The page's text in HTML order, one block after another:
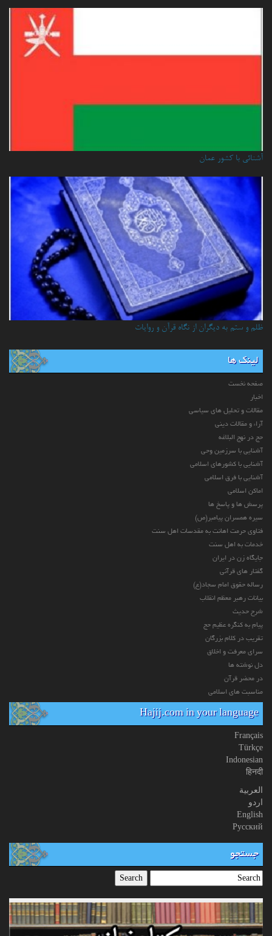
آشنائي با كشور عمان
ظلم و ستم به دیگران از نگاه قرآن و روایات
لینک ها
صفحه نخست
اخبار
مقالات و تحلیل های سیاسی
آراء و مقالات دینی
حج در نهج البلاغه
آشنایی با سرزمین وحی
آشنایی با کشورهای اسلامی
آشنایی با فرق اسلامی
اماکن اسلامی
پرسش ها و پاسخ ها
سیره همسران پیامبر(ص)
فتاوی حرمت اهانت به مقدسات اهل سنت
خدمات به اهل سنت
جایگاه زن در ایران
گفتار های قرآنی
رساله حقوق امام سجاد(ع)
بیانات رهبر معظم انقلاب
شرح حدیث
پیام به کنگره عظیم حج
تقریب در کلام بزرگان
سرای معرفت و اخلاق
دل نوشته ها
در محضر قرآن
مناسبت های اسلامی
Hajij.com in your language
Français
Türkçe
Indonesian
हिनदी
العربیة
اردو
English
Русский
جستجو